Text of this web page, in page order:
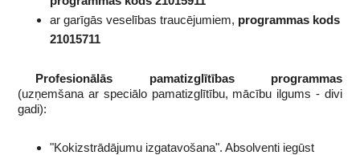
ar garīgās veselības traucējumiem, programmas kods
21015711
Profesionālās pamatizglītības programmas
(uzņemšana ar speciālo pamatizglītību, mācību ilgums - divi
gadi):
"Kokizstrādājumu izgatavošana". Absolventi iegūst